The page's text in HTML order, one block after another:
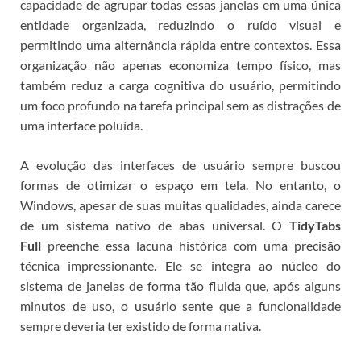
capacidade de agrupar todas essas janelas em uma única
entidade organizada, reduzindo o ruído visual e
permitindo uma alternância rápida entre contextos. Essa
organização não apenas economiza tempo físico, mas
também reduz a carga cognitiva do usuário, permitindo
um foco profundo na tarefa principal sem as distrações de
uma interface poluída.
A evolução das interfaces de usuário sempre buscou
formas de otimizar o espaço em tela. No entanto, o
Windows, apesar de suas muitas qualidades, ainda carece
de um sistema nativo de abas universal. O TidyTabs
Full preenche essa lacuna histórica com uma precisão
técnica impressionante. Ele se integra ao núcleo do
sistema de janelas de forma tão fluida que, após alguns
minutos de uso, o usuário sente que a funcionalidade
sempre deveria ter existido de forma nativa.